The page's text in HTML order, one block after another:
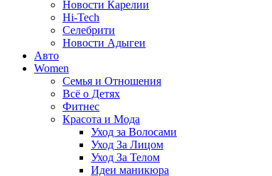
Новости Карелии
Hi-Tech
Селебрити
Новости Адыгеи
Авто
Women
Семья и Отношения
Всё о Детях
Фитнес
Красота и Мода
Уход за Волосами
Уход За Лицом
Уход За Телом
Идеи маникюра